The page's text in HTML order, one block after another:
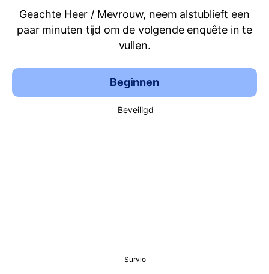
Geachte Heer / Mevrouw, neem alstublieft een
paar minuten tijd om de volgende enquête in te
vullen.
Beginnen
Beveiligd
Survio